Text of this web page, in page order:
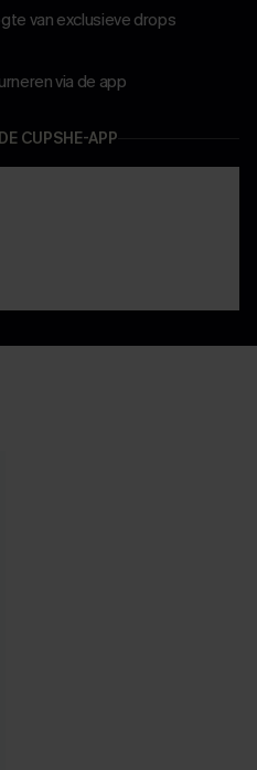
van exclusieve drops
via de app
CUPSHE-APP